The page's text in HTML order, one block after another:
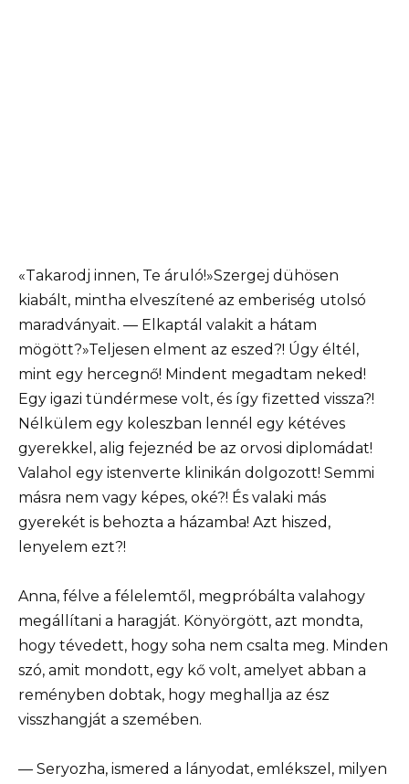
«Takarodj innen, Te áruló!»Szergej dühösen
kiabált, mintha elveszítené az emberiség utolsó
maradványait. — Elkaptál valakit a hátam
mögött?»Teljesen elment az eszed?! Úgy éltél,
mint egy hercegnő! Mindent megadtam neked!
Egy igazi tündérmese volt, és így fizetted vissza?!
Nélkülem egy koleszban lennél egy kétéves
gyerekkel, alig fejeznéd be az orvosi diplomádat!
Valahol egy istenverte klinikán dolgozott! Semmi
másra nem vagy képes, oké?! És valaki más
gyerekét is behozta a házamba! Azt hiszed,
lenyelem ezt?!
Anna, félve a félelemtől, megpróbálta valahogy
megállítani a haragját. Könyörgött, azt mondta,
hogy tévedett, hogy soha nem csalta meg. Minden
szó, amit mondott, egy kő volt, amelyet abban a
reményben dobtak, hogy meghallja az ész
visszhangját a szemében.
— Seryozha, ismered a lányodat, emlékszel, milyen